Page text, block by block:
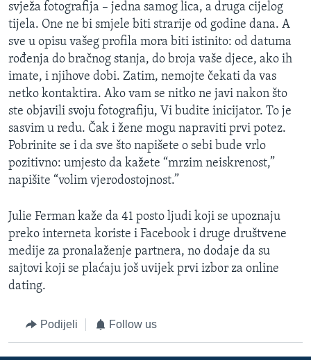
svježa fotografija – jedna samog lica, a druga cijelog
tijela. One ne bi smjele biti strarije od godine dana. A
sve u opisu vašeg profila mora biti istinito: od datuma
rođenja do bračnog stanja, do broja vaše djece, ako ih
imate, i njihove dobi. Zatim, nemojte čekati da vas
netko kontaktira. Ako vam se nitko ne javi nakon što
ste objavili svoju fotografiju, Vi budite inicijator. To je
sasvim u redu. Čak i žene mogu napraviti prvi potez.
Pobrinite se i da sve što napišete o sebi bude vrlo
pozitivno: umjesto da kažete “mrzim neiskrenost,”
napišite “volim vjerodostojnost.”
Julie Ferman kaže da 41 posto ljudi koji se upoznaju
preko interneta koriste i Facebook i druge društvene
medije za pronalaženje partnera, no dodaje da su
sajtovi koji se plaćaju još uvijek prvi izbor za online
dating.
Podijeli Follow us